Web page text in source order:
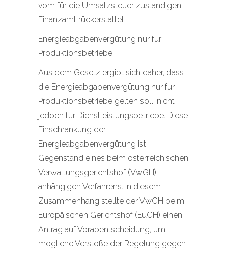
vom für die Umsatzsteuer zuständigen
Finanzamt rückerstattet.
Energieabgabenvergütung nur für
Produktionsbetriebe
Aus dem Gesetz ergibt sich daher, dass
die Energieabgabenvergütung nur für
Produktionsbetriebe gelten soll, nicht
jedoch für Dienstleistungsbetriebe. Diese
Einschränkung der
Energieabgabenvergütung ist
Gegenstand eines beim österreichischen
Verwaltungsgerichtshof (VwGH)
anhängigen Verfahrens. In diesem
Zusammenhang stellte der VwGH beim
Europäischen Gerichtshof (EuGH) einen
Antrag auf Vorabentscheidung, um
mögliche Verstöße der Regelung gegen